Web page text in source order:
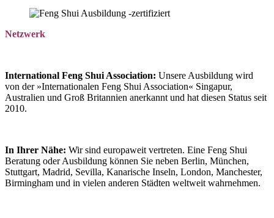
Netzwerk
International Feng Shui Association: Unsere Ausbildung wird
von der »Internationalen Feng Shui Association« Singapur,
Australien und Groß Britannien anerkannt und hat diesen Status seit
2010.
In Ihrer Nähe: Wir sind europaweit vertreten. Eine Feng Shui
Beratung oder Ausbildung können Sie neben Berlin, München,
Stuttgart, Madrid, Sevilla, Kanarische Inseln, London, Manchester,
Birmingham und in vielen anderen Städten weltweit wahrnehmen.